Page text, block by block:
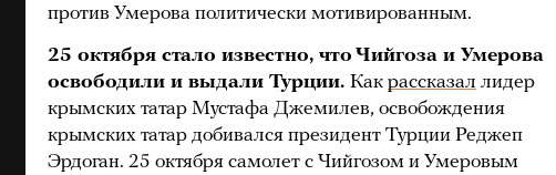
против Умерова политически мотивированным.
25 октября стало известно, что Чийгоза и Умерова
освободили и выдали Турции. Как рассказал лидер
крымских татар Мустафа Джемилев, освобождения
крымских татар добивался президент Турции Реджеп
Эрдоган. 25 октября самолет с Чийгозом и Умеровым